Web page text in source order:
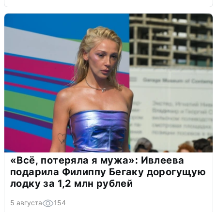
«Всё, потеряла я мужа»: Ивлеева
подарила Филиппу Бегаку дорогущую
лодку за 1,2 млн рублей
5 августа 154